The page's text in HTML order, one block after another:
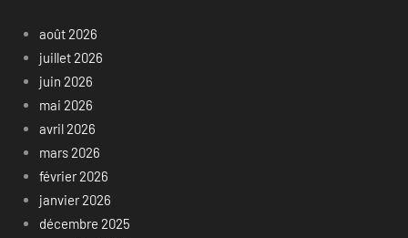
août 2026
juillet 2026
juin 2026
mai 2026
avril 2026
mars 2026
février 2026
janvier 2026
décembre 2025